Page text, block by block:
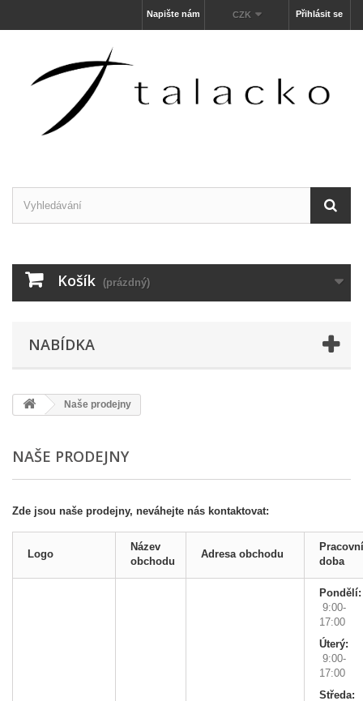
Přihlásit se
CZK
Napište nám
Košík (prázdný)
NABÍDKA
Naše prodejny
NAŠE PRODEJNY
Zde jsou naše prodejny, neváhejte nás kontaktovat:
Logo
Název
obchodu
Adresa obchodu
Pracovní
doba
Pondělí:
9:00-
17:00
Úterý:
9:00-
17:00
Středa: